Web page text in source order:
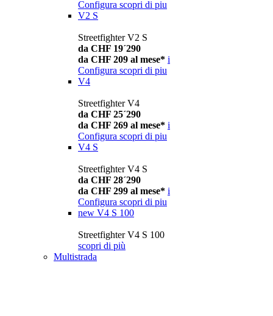
Configura scopri di piu
V2 S
Streetfighter V2 S
da CHF 19´290
da CHF 209 al mese* i
Configura scopri di piu
V4
Streetfighter V4
da CHF 25´290
da CHF 269 al mese* i
Configura scopri di piu
V4 S
Streetfighter V4 S
da CHF 28´290
da CHF 299 al mese* i
Configura scopri di piu
new V4 S 100
Streetfighter V4 S 100
scopri di più
Multistrada